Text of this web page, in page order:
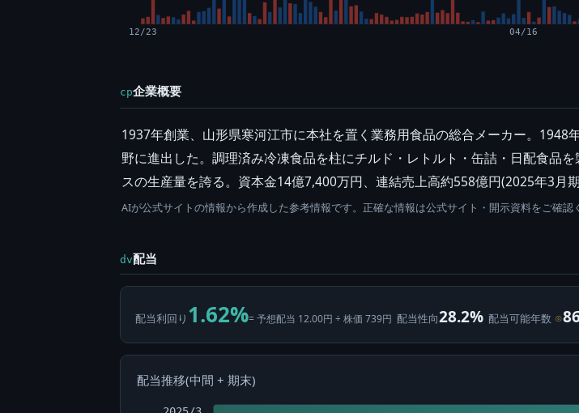
12/23 04/16
cp企業概要
1937年創業、山形県寒河江市に本社を置く業務用食品の総合メーカー。
野に進出した。調理済み冷凍食品を柱にチルド・レトルト・缶詰・日配食品
スの生産量を誇る。資本金14億7,400万円、連結売上高約558億円(2025年3月期
AIが公式サイトの情報から作成した参考情報です。正確な情報は公式サイト・開示資料をご確認
dv配当
配当利回り 1.62%= 予想配当 12.00円 ÷ 株価 739円 配当性向28.2% 配当可能年数 ⊙
配当推移(中間 + 期末)